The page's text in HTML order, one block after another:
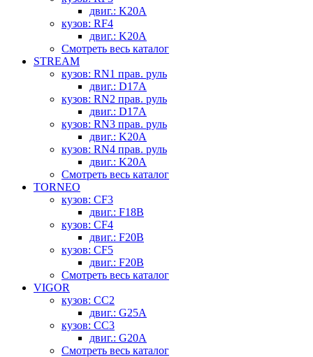
двиг.: K20A
кузов: RF4
двиг.: K20A
Смотреть весь каталог
STREAM
кузов: RN1 прав. руль
двиг.: D17A
кузов: RN2 прав. руль
двиг.: D17A
кузов: RN3 прав. руль
двиг.: K20A
кузов: RN4 прав. руль
двиг.: K20A
Смотреть весь каталог
TORNEO
кузов: CF3
двиг.: F18B
кузов: CF4
двиг.: F20B
кузов: CF5
двиг.: F20B
Смотреть весь каталог
VIGOR
кузов: CC2
двиг.: G25A
кузов: CC3
двиг.: G20A
Смотреть весь каталог